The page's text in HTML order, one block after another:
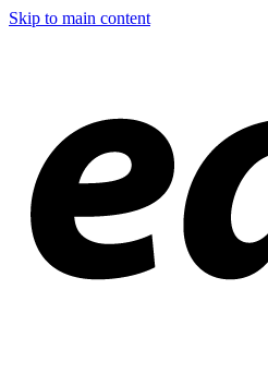
Skip to main content